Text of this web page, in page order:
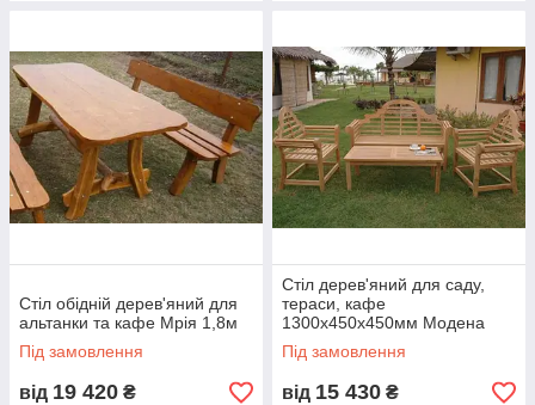
Стіл обідній дерев'яний для
альтанки та кафе Мрія 1,8м
Під замовлення
від 19 420 ₴
Стіл дерев'яний для саду,
тераси, кафе
1300х450х450мм Модена
Під замовлення
від 15 430 ₴